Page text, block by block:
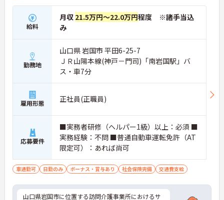
給料
月収 21.5万円～22.0万円程度 ※諸手当込
み
勤務地
山口県 岩国市 平田6-25-7
ＪＲ山陽本線(神戸－門司)「南岩国駅」バ
ス・車7分
雇用形態 正社員(正職員)
応募要件
■実務者研修（ヘルパー1級）以上：必須 ■
実務経験：不問 ■普通自動車運転免許（AT
限定可）：あれば尚可
車通勤可 日勤のみ ボーナス・賞与あり 社会保険完備 交通費支給
山口県岩国市に位置する訪問介護事業所におけるサ